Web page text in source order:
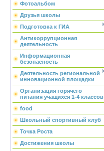
Фотоальбом
Друзья школы
Подготовка к ГИА
Антикоррупционная
деятельность
Информационная
безопасность
Деятельность региональной
инновационной площадки
Организация горячего
питания учащихся 1-4 классов
food
Школьный спортивный клуб
Точка Роста
Достижения школы